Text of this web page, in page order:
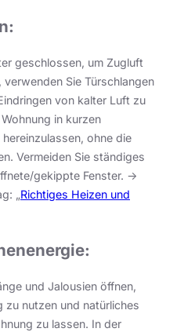
geschlossen, um Zugluft
Sie Türschlangen
von kalter Luft zu
in kurzen
ohne die
Vermeiden Sie ständiges
gekippte Fenster. ->
„Richtiges Heizen und
und Jalousien öffnen,
zu nutzen und natürliches
zu lassen. In der